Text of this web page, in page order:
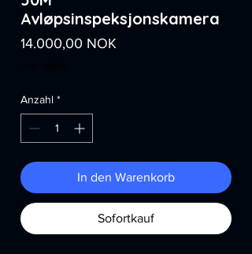
Avløpsinspeksjonskamera
14.000,00 NOK
Anzahl *
In den Warenkorb
Sofortkauf